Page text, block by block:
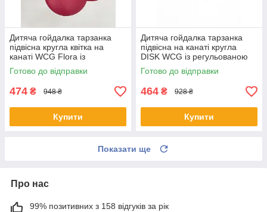
Дитяча гойдалка тарзанка
підвісна кругла квітка на
канаті WCG Flora із
регульованою висотою для
саду Рожевий
Готово до відправки
474 ₴ 948 ₴
Купити
Дитяча гойдалка тарзанка
підвісна на канаті кругла
DISK WCG із регульованою
висотою мотузки для саду
Жовтий
Готово до відправки
464 ₴ 928 ₴
Купити
Показати ще
Про нас
99% позитивних з 158 відгуків за рік